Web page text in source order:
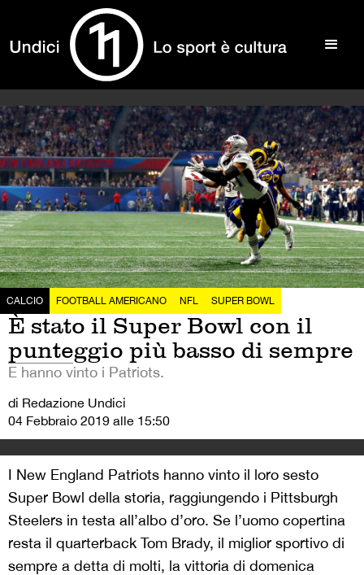
CALCIO FOOTBALL AMERICANO NFL SUPER BOWL
È stato il Super Bowl con il
punteggio più basso di sempre
E hanno vinto i Patriots.
di Redazione Undici
04 Febbraio 2019 alle 15:50
I New England Patriots hanno vinto il loro sesto
Super Bowl della storia, raggiungendo i Pittsburgh
Steelers in testa all’albo d’oro. Se l’uomo copertina
resta il quarterback Tom Brady, il miglior sportivo di
sempre a detta di molti, la vittoria di domenica